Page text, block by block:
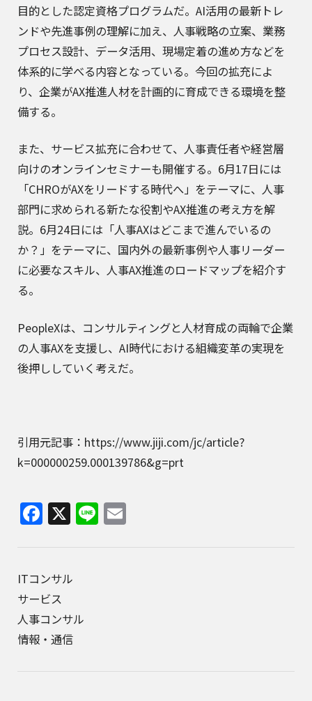
目的とした認定資格プログラムだ。AI活用の最新トレ
ンドや先進事例の理解に加え、人事戦略の立案、業務
プロセス設計、データ活用、現場定着の進め方などを
体系的に学べる内容となっている。今回の拡充によ
り、企業がAX推進人材を計画的に育成できる環境を整
備する。
また、サービス拡充に合わせて、人事責任者や経営層
向けのオンラインセミナーも開催する。6月17日には
「CHROがAXをリードする時代へ」をテーマに、人事
部門に求められる新たな役割やAX推進の考え方を解
説。6月24日には「人事AXはどこまで進んでいるの
か？」をテーマに、国内外の最新事例や人事リーダー
に必要なスキル、人事AX推進のロードマップを紹介す
る。
PeopleXは、コンサルティングと人材育成の両輪で企業
の人事AXを支援し、AI時代における組織変革の実現を
後押ししていく考えだ。
引用元記事：https://www.jiji.com/jc/article?
k=000000259.000139786&g=prt
Facebook
X Line
ITコンサル
サービス
人事コンサル
情報・通信